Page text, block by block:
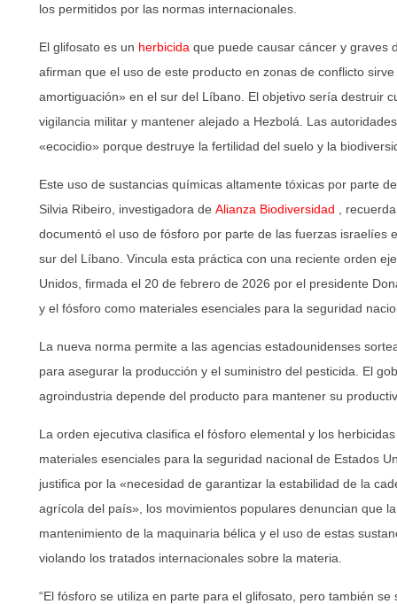
los permitidos por las normas internacionales.
El glifosato es un herbicida que puede causar cáncer y graves
afirman que el uso de este producto en zonas de conflicto
amortiguación» en el sur del Líbano. El objetivo sería destruir
vigilancia militar y mantener alejado a Hezbolá. Las
«ecocidio» porque destruye la fertilidad del suelo y la
Este uso de sustancias químicas altamente tóxicas por parte
Silvia Ribeiro, investigadora de Alianza Biodiversidad ,
documentó el uso de fósforo por parte de las fuerzas israelíes
sur del Líbano. Vincula esta práctica con una reciente orden
Unidos, firmada el 20 de febrero de 2026 por el presidente
y el fósforo como materiales esenciales para la seguridad
La nueva norma permite a las agencias estadounidenses
para asegurar la producción y el suministro del pesticida. El
agroindustria depende del producto para mantener su
La orden ejecutiva clasifica el fósforo elemental y los
materiales esenciales para la seguridad nacional de Estados
justifica por la «necesidad de garantizar la estabilidad de la
agrícola del país», los movimientos populares denuncian que
mantenimiento de la maquinaria bélica y el uso de estas
violando los tratados internacionales sobre la materia.
“El fósforo se utiliza en parte para el glifosato, pero también